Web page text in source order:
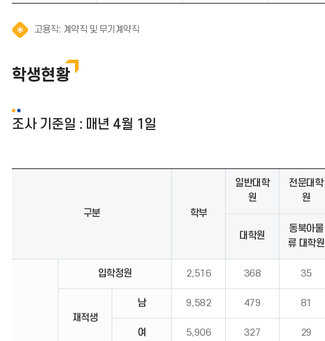
고용직: 계약직 및 무기계약직알
)
학생현황
조사 기준일 : 매년 4월 1일
구분 학부
일반대학
원
전문대학
원
대학원
동북아물
류 대학원
입학정원 2,516 368 35
재적생
남 9,582 479 81
여 5,906 327 29